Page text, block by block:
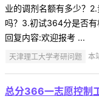
业的调剂名额有多少？
吗？3.初试364分是否有
回复内容:欢迎报考 ...
天津理工大学考研问题 本
总分366一志愿控制